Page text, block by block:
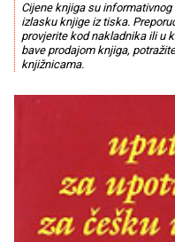
Cijene knjiga su
izlasku knjige iz tiska.
provjerite kod nakladnika ili u
bave prodajom knjiga,
knjižnicama.